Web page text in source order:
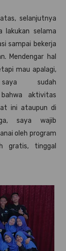
selanjutnya
lakukan selama
sampai bekerja
Mendengar hal
mau apalagi,
sudah
aktivitas
ini ataupun di
saya wajib
oleh program
gratis, tinggal